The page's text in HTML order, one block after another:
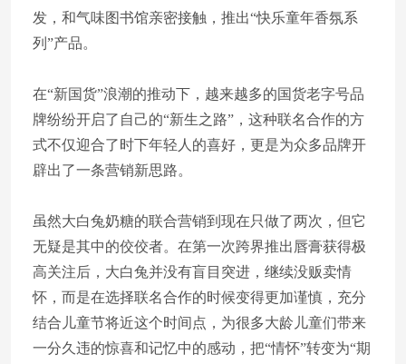
发，和气味图书馆亲密接触，推出“快乐童年香氛系
列”产品。
在“新国货”浪潮的推动下，越来越多的国货老字号品
牌纷纷开启了自己的“新生之路”，这种联名合作的方
式不仅迎合了时下年轻人的喜好，更是为众多品牌开
辟出了一条营销新思路。
虽然大白兔奶糖的联合营销到现在只做了两次，但它
无疑是其中的佼佼者。在第一次跨界推出唇膏获得极
高关注后，大白兔并没有盲目突进，继续没贩卖情
怀，而是在选择联名合作的时候变得更加谨慎，充分
结合儿童节将近这个时间点，为很多大龄儿童们带来
一分久违的惊喜和记忆中的感动，把“情怀”转变为“期